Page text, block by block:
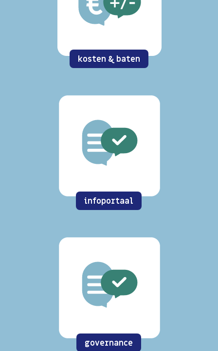
kosten & baten
infoportaal
governance